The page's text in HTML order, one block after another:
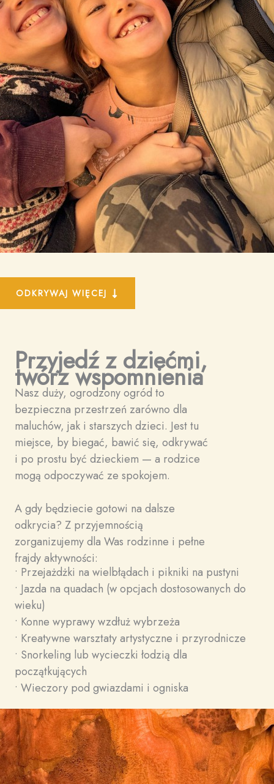
ODKRYWAJ WIĘCEJ
Przyjedź z dziećmi,
twórz wspomnienia
Nasz duży, ogrodzony ogród to
bezpieczna przestrzeń zarówno dla
maluchów, jak i starszych dzieci. Jest tu
miejsce, by biegać, bawić się, odkrywać
i po prostu być dzieckiem — a rodzice
mogą odpoczywać ze spokojem.
A gdy będziecie gotowi na dalsze
odkrycia? Z przyjemnością
zorganizujemy dla Was rodzinne i pełne
frajdy aktywności:
• Przejażdżki na wielbłądach i pikniki na pustyni
• Jazda na quadach (w opcjach dostosowanych do
wieku)
• Konne wyprawy wzdłuż wybrzeża
• Kreatywne warsztaty artystyczne i przyrodnicze
• Snorkeling lub wycieczki łodzią dla
początkujących
• Wieczory pod gwiazdami i ogniska